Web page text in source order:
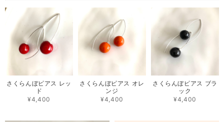
さくらんぼピアス レッ
ド
¥4,400
さくらんぼピアス オレ
ンジ
¥4,400
さくらんぼピアス ブラ
ック
¥4,400